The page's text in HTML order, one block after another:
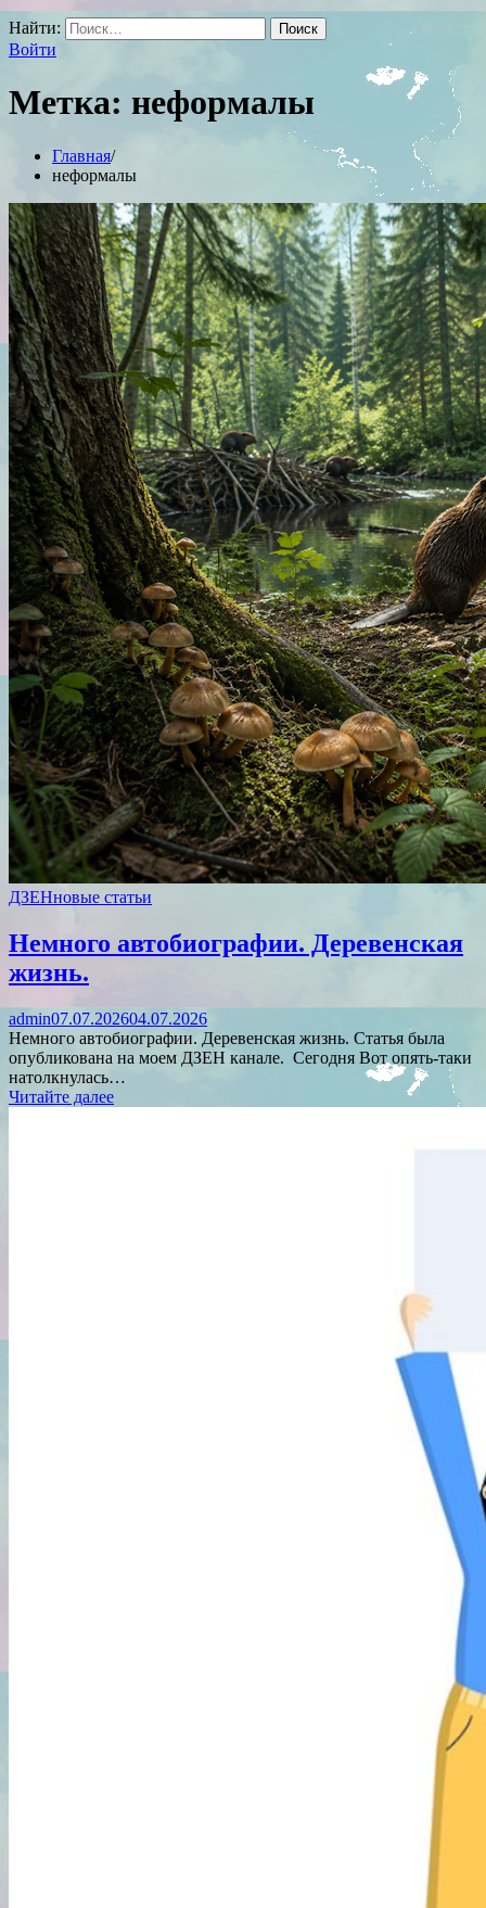
Найти:
Войти
Метка: неформалы
Главная
неформалы
ДЗЕНновые статьи
Немного автобиографии. Деревенская
жизнь.
admin07.07.202604.07.2026
Немного автобиографии. Деревенская жизнь. Статья была
опубликована на моем ДЗЕН канале. Сегодня Вот опять-таки
натолкнулась…
Читайте далее